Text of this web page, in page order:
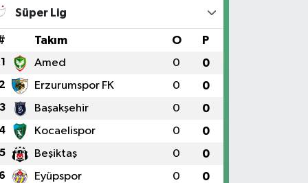
Süper Lig
Takım O P
1 Amed 0 0
2 Erzurumspor FK 0 0
3 Başakşehir 0 0
4 Kocaelispor 0 0
5 Beşiktaş 0 0
6 Eyüpspor 0 0